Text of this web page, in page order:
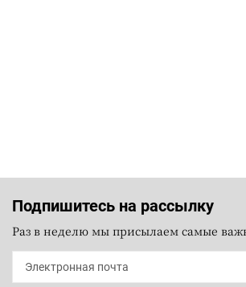
Подпишитесь на рассылку
Раз в неделю мы присылаем самые